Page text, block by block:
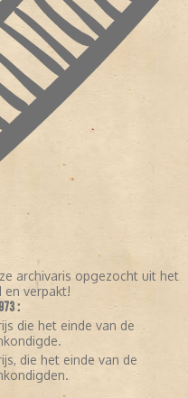
archivaris opgezocht uit het
verpakt!
:
die het einde van de
die het einde van de